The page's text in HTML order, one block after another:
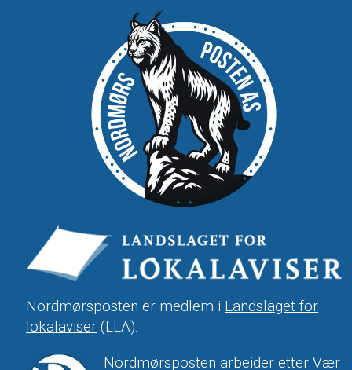
Nordmørsposten er medlem i Landslaget for
lokalaviser (LLA).
Nordmørsposten arbeider etter Vær